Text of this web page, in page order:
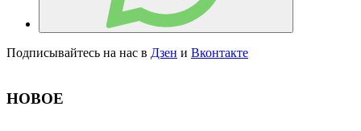
Подписывайтесь на нас в Дзен и Вконтакте
НОВОЕ